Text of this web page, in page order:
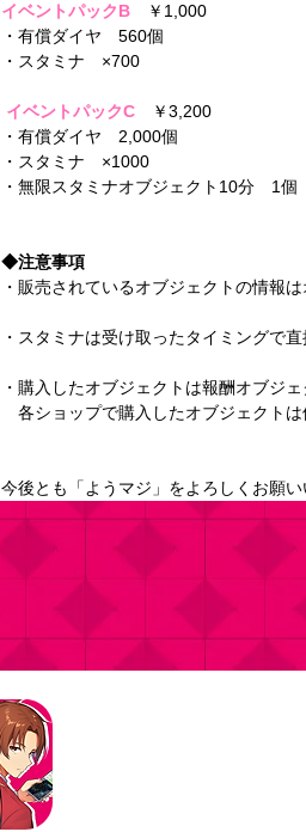
イベントパックB ￥1,000
・有償ダイヤ　560個
・スタミナ　×700
イベントパックC ￥3,200
・有償ダイヤ　2,000個
・スタミナ　×1000
・無限スタミナオブジェクト10分　1個
◆注意事項
・販売されているオブジェクトの情報
・スタミナは受け取ったタイミングで
・購入したオブジェクトは報酬オブジ
各ショップで購入したオブジェクト
今後とも「ようマジ」をよろしくお願い